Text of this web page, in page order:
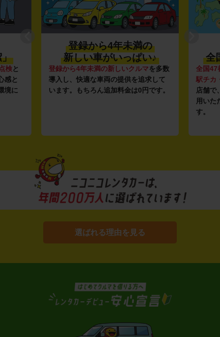
」
検と
感と
境に
登録から4年未満の
新しい車がいっぱい♪
登録から4年未満の新しいクルマを多数
導入し、快適な車両の提供を追求して
います。もちろん追加料金は0円です。
全
全国47
駅チカ
店舗で
用いた
す。
選ばれる理由を見る